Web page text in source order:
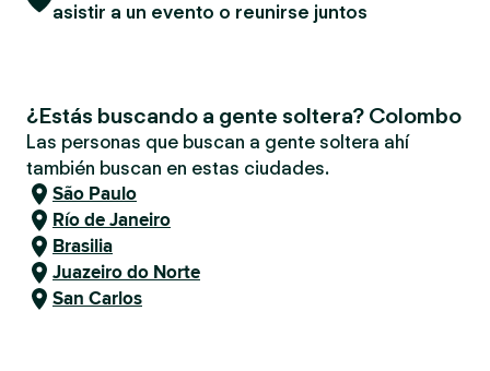
asistir a un evento o reunirse juntos
¿Estás buscando a gente soltera? Colombo
Las personas que buscan a gente soltera ahí
también buscan en estas ciudades.
São Paulo
Río de Janeiro
Brasilia
Juazeiro do Norte
San Carlos